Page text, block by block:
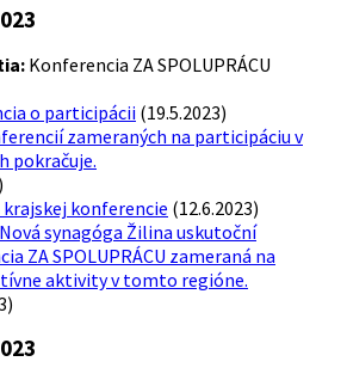
Konferencia ZA SPOLUPRÁCU
o participácii(19.5.2023)
zameraných na participáciu v
pokračuje.
konferencie (12.6.2023)
Nová synagóga Žilina uskutoční
ZA SPOLUPRÁCU zameraná na
aktivity v tomto regióne.